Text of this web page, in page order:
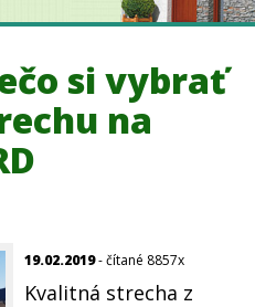
si vybrať
na
19.02.2019- čítané 8857x
Kvalitná strecha z